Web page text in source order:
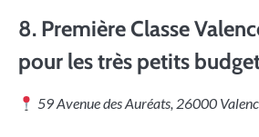
8. Première Classe
pour les très petits
59 Avenue des Auréats, 26000